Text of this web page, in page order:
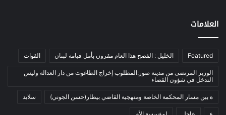
اتصالات
العلامات
Featured الخليل : الفصح هذا العام مقرون بأمل قيامة لبنان القوات
الوزير المرتضى من مدينة صور:المطلوب إخراج الطاغوت من دار العدالة وليس
التدخل في شؤون القضاء
ة بين مسار المحكمة الخاصة ومنهجية القاضي بيطار(حسن الجوني) سلايد